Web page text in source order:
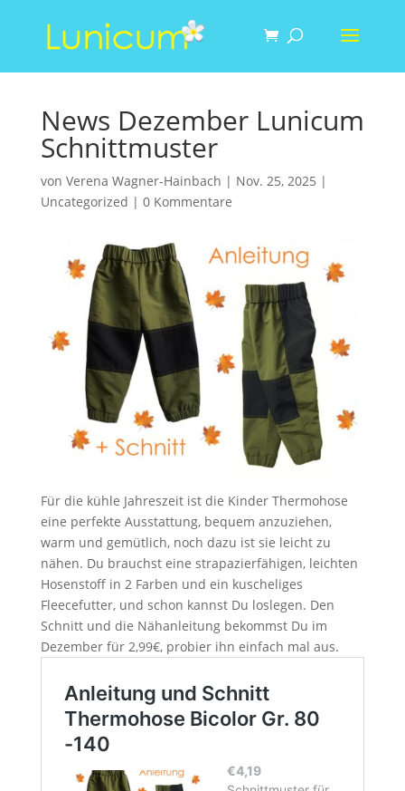
News Dezember Lunicum
Schnittmuster
von Verena Wagner-Hainbach | Nov. 25, 2025 |
Uncategorized | 0 Kommentare
Für die kühle Jahreszeit ist die Kinder Thermohose
eine perfekte Ausstattung, bequem anzuziehen,
warm und gemütlich, noch dazu ist sie leicht zu
nähen. Du brauchst eine strapazierfähigen, leichten
Hosenstoff in 2 Farben und ein kuscheliges
Fleecefutter, und schon kannst Du loslegen. Den
Schnitt und die Nähanleitung bekommst Du im
Dezember für 2,99€, probier ihn einfach mal aus.